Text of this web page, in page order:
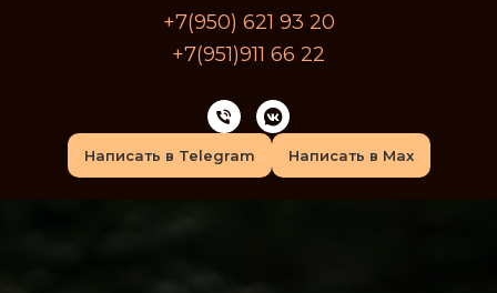
+7(950) 621 93 20
+7(951)911 66 22
Написать в Telegram Написать в Max